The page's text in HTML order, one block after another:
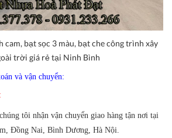
cam, bạt sọc 3 màu, bạt che công trình xây
trời giá rẻ tại Ninh Bình
và vận chuyển:
chúng tôi nhận vận chuyển giao hàng tận nơi tại
Đồng Nai, Bình Dương, Hà Nội.